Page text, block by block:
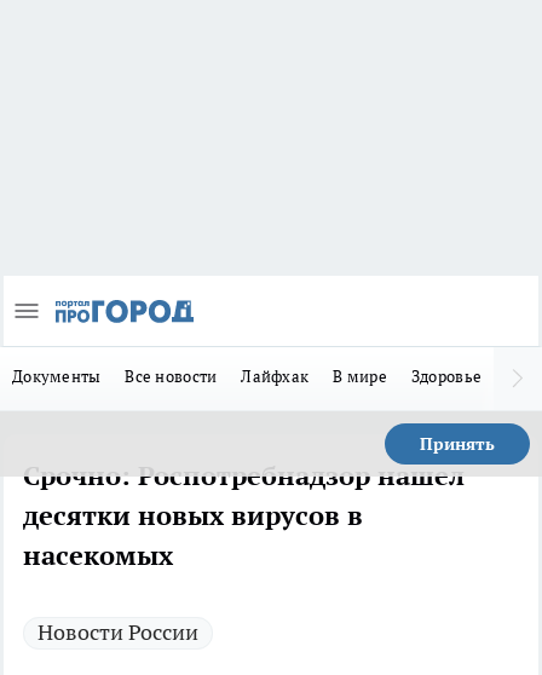
Документы Все новости Лайфхак В мире Здоровье
Принять
Срочно: Роспотребнадзор нашел
десятки новых вирусов в
насекомых
Новости России